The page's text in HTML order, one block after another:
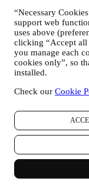
“Necessary
support web
uses above
clicking “Accept all
you manage each
cookies only”, so
installed.
Check our Cookie
marketingowe,
Creuset, którą
charakterze
Baar, Zug, 6340
w UE Le Creuset
de Gracia 9, 2º,
Group AG
korzystające ze
niezależnie
lokalnie w Polsce (c)
rozpatrywania
3. DLACZEGO
Dane osobowe mogą